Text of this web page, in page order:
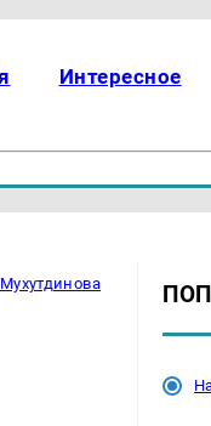
Интересное